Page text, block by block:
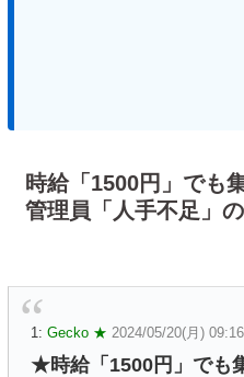
時給「1500円」でも
管理員「人手不足」
1: Gecko ★ 2024/05/20(月)
★時給「1500円」でも